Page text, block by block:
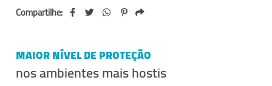
Compartilhe:
MAIOR NÍVEL DE PROTEÇÃO
nos ambientes mais hostis